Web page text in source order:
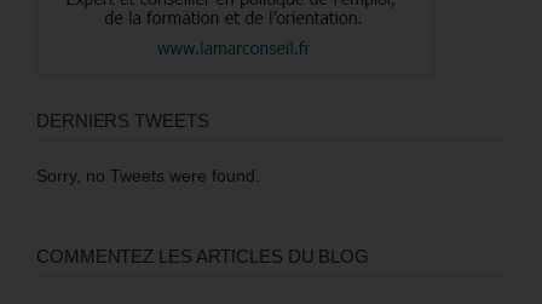
DERNIERS TWEETS
Sorry, no Tweets were found.
COMMENTEZ LES ARTICLES DU BLOG